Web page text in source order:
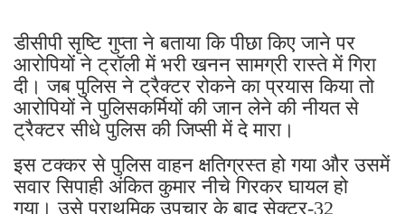
डीसीपी सृष्टि गुप्ता ने बताया कि पीछा किए जाने पर
आरोपियों ने ट्रॉली में भरी खनन सामग्री रास्ते में गिरा
दी। जब पुलिस ने ट्रैक्टर रोकने का प्रयास किया तो
आरोपियों ने पुलिसकर्मियों की जान लेने की नीयत से
ट्रैक्टर सीधे पुलिस की जिप्सी में दे मारा।
इस टक्कर से पुलिस वाहन क्षतिग्रस्त हो गया और उसमें
सवार सिपाही अंकित कुमार नीचे गिरकर घायल हो
गया। उसे प्राथमिक उपचार के बाद सेक्टर-32